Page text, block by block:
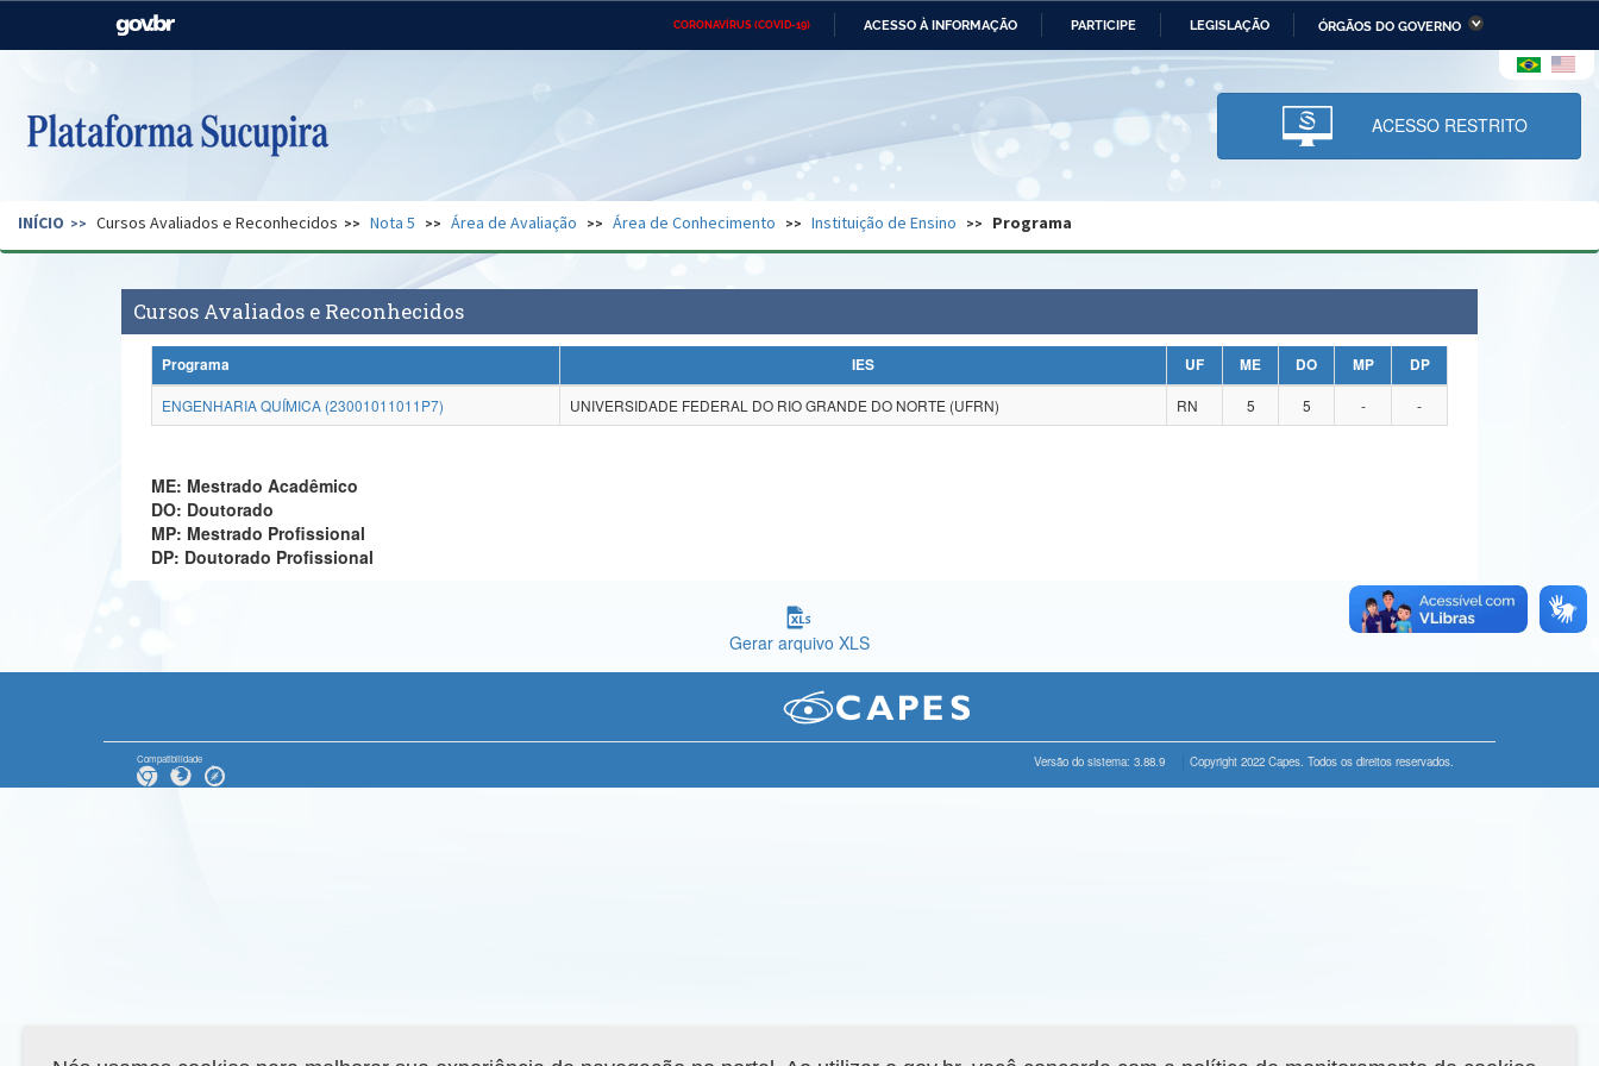
CORONAVÍRUS (COVID-19) ACESSO À INFORMAÇÃO PARTICIPE LEGISLAÇÃO ÓRGÃOS DO GOVERNO
Casa Civil Ministério das Relações Ministério da Economia Ministério da Infraestrutura
Pecuária e Abastecimento
Ministério da Ciência,
Tecnologia, Inovações e
Comunicações
Ministério do Desenvolvimento
Regional e dos Direitos Humanos
Secretaria de Governo Gabinete de Segurança Advocacia-Geral da União Banco Central do Brasil Planalto
ACESSO RESTRITO
INÍCIO Cursos Avaliados e Reconhecidos Nota 5 Área de Avaliação Área de Conhecimento Instituição de Ensino Programa
Cursos Avaliados e Reconhecidos
Programa IES UF ME DO MP
DP
ENGENHARIA QUÍMICA (23001011011P7)
UNIVERSIDADE FEDERAL DO RIO GRANDE DO NORTE (UFRN) RN 5 5 - -
ME: Mestrado Acadêmico
DO: Doutorado
MP: Mestrado Profissional
DP: Doutorado Profissional
Gerar arquivo XLS
Compatibilidade Versão do sistema: 3.88.9 Copyright 2022 Capes. Todos os direitos reservados.